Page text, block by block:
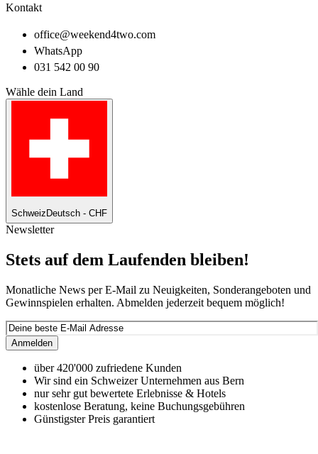
Kontakt
office@weekend4two.com
WhatsApp
031 542 00 90
Wähle dein Land
Schweiz Deutsch - CHF
Newsletter
Stets auf dem Laufenden bleiben!
Monatliche News per E-Mail zu Neuigkeiten, Sonderangeboten und
Gewinnspielen erhalten. Abmelden jederzeit bequem möglich!
Anmelden
über 420'000 zufriedene Kunden
Wir sind ein Schweizer Unternehmen aus Bern
nur sehr gut bewertete Erlebnisse & Hotels
kostenlose Beratung, keine Buchungsgebühren
Günstigster Preis garantiert